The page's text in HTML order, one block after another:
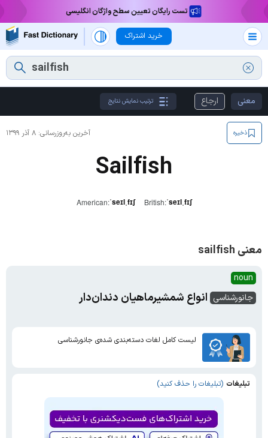
تست رایگان تعیین سطح واژگان انگلیسی
خرید اشتراک
معنی ارجاع ترتیب نمایش نتایج
آخرین به‌روزرسانی: ۸ آذر ۱۳۹۹ ذخیره
Sailfish
American:ˈseɪlˌfɪʃ British:ˈseɪlˌfɪʃ
معنی sailfish
noun
جانورشناسی انواع شمشیرماهیان دندان‌دار
لیست کامل لغات دسته‌بندی شده‌ی جانورشناسی
تبلیغات (تبلیغات را حذف کنید)